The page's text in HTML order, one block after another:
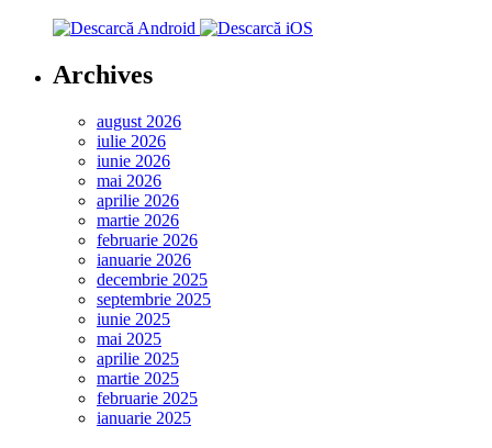
Archives
august 2026
iulie 2026
iunie 2026
mai 2026
aprilie 2026
martie 2026
februarie 2026
ianuarie 2026
decembrie 2025
septembrie 2025
iunie 2025
mai 2025
aprilie 2025
martie 2025
februarie 2025
ianuarie 2025